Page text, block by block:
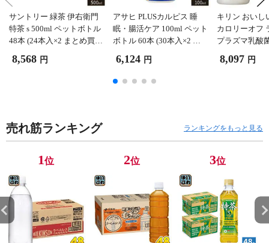
サントリー 緑茶 伊右衛門
特茶 s 500ml ペットボトル
48本 (24本入×2 まとめ買
保健用食品
8,568 円
アサヒ PLUSカルピス 睡
眠・腸活ケア 100ml ペット
ボトル 60本 (30本入×2 ま
睡眠の質 腸内環境 乳酸菌
飲料 プラスカルピス
6,124 円
キリン おいし
カロリーオフ
プラズマ乳酸
まとめ買い)
8,097 円
売れ筋ランキング ランキングをもっと見る
1位 2位 3位